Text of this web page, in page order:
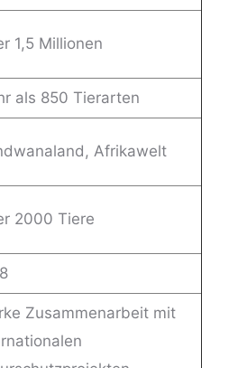
1,5 Millionen
als 850 Tierarten
Afrikawelt
2000 Tiere
Zusammenarbeit mit